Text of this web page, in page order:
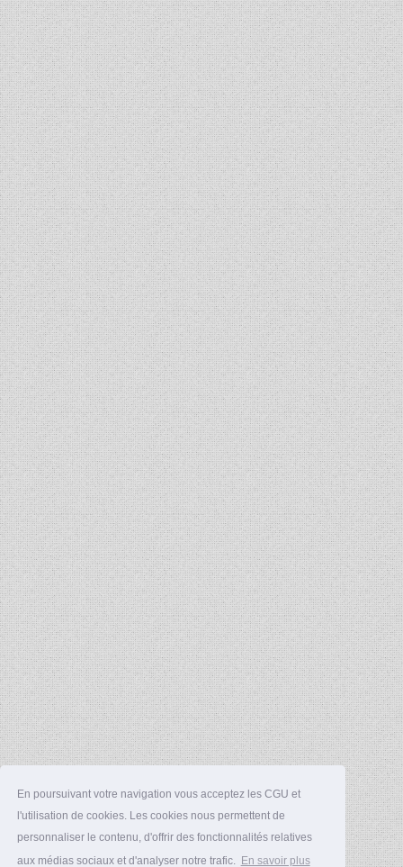
En poursuivant votre navigation vous acceptez les CGU et
l'utilisation de cookies. Les cookies nous permettent de
personnaliser le contenu, d'offrir des fonctionnalités relatives
aux médias sociaux et d'analyser notre trafic. En savoir plus